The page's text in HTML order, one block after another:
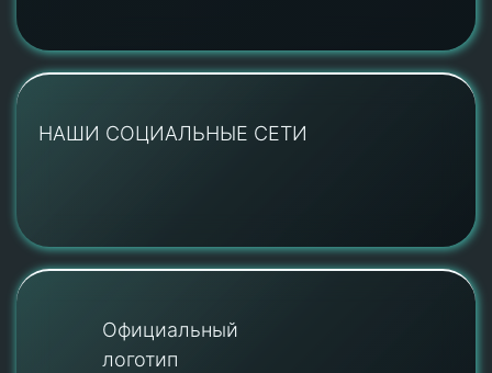
НАШИ СОЦИАЛЬНЫЕ СЕТИ
Официальный
логотип